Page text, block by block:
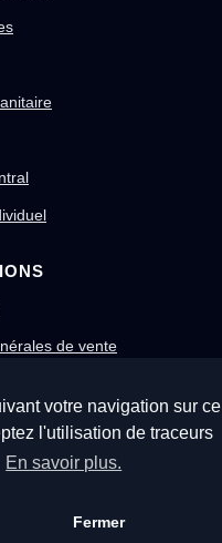
votre navigation sur
l'utilisation de traceurs
En savoir plus.
Fermer
de vente
& RGPD